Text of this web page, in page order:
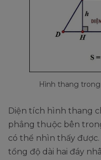
Hình thang
Diện tích hình thang
phẳng thuộc bên
có thể nhìn thấy
tổng độ dài hai đáy